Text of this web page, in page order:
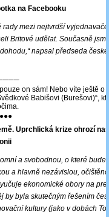
na Facebooku
mezi nejtvrdší
Britové udělat. Současně
napsal předseda
on sám! Nebo víte ještě o
Babišovi (Burešovi)“,
●●●
Uprchlická krize ohrozí
a svobodnou, o které
a hlavně nezávislou,
ekonomické obory na
by byla skutečným řešením
kultury (jako v dobách